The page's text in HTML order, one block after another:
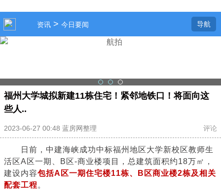
资讯 > 今日要闻 导航
福州大学城拟新建11栋住宅！紧邻地铁口！将面向这
些人..
2023-06-27 00:48 蓝房网整理 评论
日前，中建海峡成功中标福州地区大学新校区教师生
活区A区一期、B区-商业楼项目，总建筑面积约18万㎡，
建设内容包括A区一期住宅楼11栋、B区商业楼2栋及相关
配套工程。